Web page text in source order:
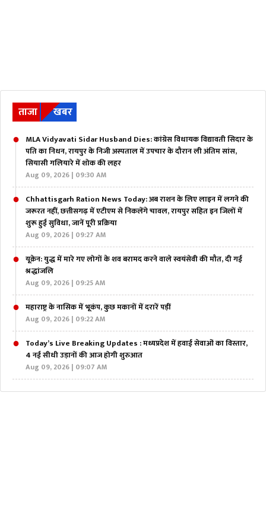
ताजा खबर
MLA Vidyavati Sidar Husband Dies: कांग्रेस विधायक विद्यावती सिदार के
पति का निधन, रायपुर के निजी अस्पताल में उपचार के दौरान ली अंतिम सांस,
सियासी गलियारे में शोक की लहर
Aug 09, 2026 | 09:30 AM
Chhattisgarh Ration News Today: अब राशन के लिए लाइन में लगने की
जरूरत नहीं, छत्तीसगढ़ में एटीएम से निकलेंगे चावल, रायपुर सहित इन जिलों में
शुरू हुई सुविधा, जानें पूरी प्रक्रिया
Aug 09, 2026 | 09:27 AM
यूक्रेन: युद्ध में मारे गए लोगों के शव बरामद करने वाले स्वयंसेवी की मौत, दी गई
श्रद्धांजलि
Aug 09, 2026 | 09:25 AM
महाराष्ट्र के नासिक में भूकंप, कुछ मकानों में दरारें पड़ीं
Aug 09, 2026 | 09:22 AM
Today’s Live Breaking Updates : मध्यप्रदेश में हवाई सेवाओं का विस्तार,
4 नई सीधी उड़ानों की आज होगी शुरुआत
Aug 09, 2026 | 09:07 AM